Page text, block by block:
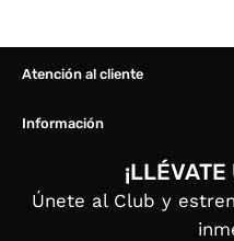
Atención al cliente
Información
Únete al Club y